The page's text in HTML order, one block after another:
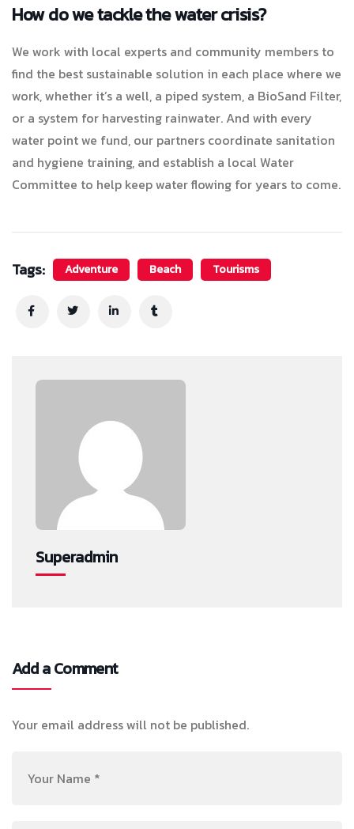
How do we tackle the water crisis?
We work with local experts and community members to
find the best sustainable solution in each place where we
work, whether it’s a well, a piped system, a BioSand Filter,
or a system for harvesting rainwater. And with every
water point we fund, our partners coordinate sanitation
and hygiene training, and establish a local Water
Committee to help keep water flowing for years to come.
Tags: Adventure Beach Tourisms
Superadmin
Add a Comment
Your email address will not be published.